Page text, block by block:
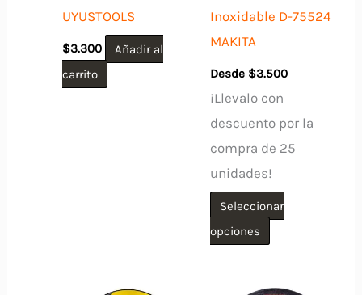
UYUSTOOLS
$3.300
Añadir al
carrito
Inoxidable D-75524
MAKITA
Desde $3.500
¡Llevalo con
descuento por la
compra de 25
unidades!
Seleccionar
opciones